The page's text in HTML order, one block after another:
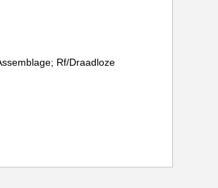
Rf/Draadloze